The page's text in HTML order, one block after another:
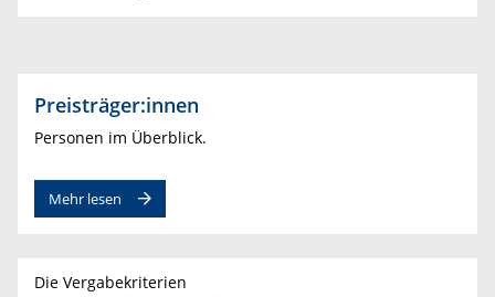
Preisträger:innen
Personen im Überblick.
Mehr lesen
Die Vergabekriterien